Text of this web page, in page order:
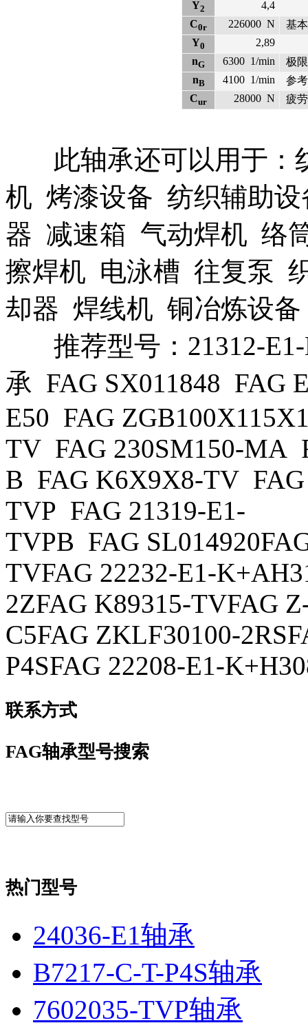
Y2
4,4
C0r 226000 N
基
Y0
2,89
nG 6300 1/min
极
nB 4100 1/min
参
Cur 28000 N 疲
此轴承还可以用于：
机 烤漆设备 纺织辅助
器 减速箱 气动焊机 络
擦焊机 电泳槽 往复泵
却器 焊线机 铜冶炼设
推荐型号：21312-E1-
承 FAG SX011848 FAG
E50 FAG
TV FAG 230SM150-MA
B FAG K6X9X8-TV
TVP FAG 21319-E1-
TVPB FAG
TVFAG 22232-E1-
2ZFAG K89315-TVFAG
C5FAG ZKLF30100-
P4SFAG 22208-E1-
联系方式
FAG轴承型号搜索
热门型号
24036-E1轴承
B7217-C-T-P4S轴承
7602035-TVP轴承